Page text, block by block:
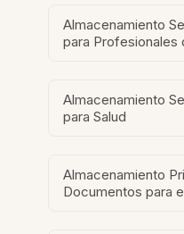
Almacenamiento
para Profesionales
Almacenamiento
para Salud
Almacenamiento
Documentos para